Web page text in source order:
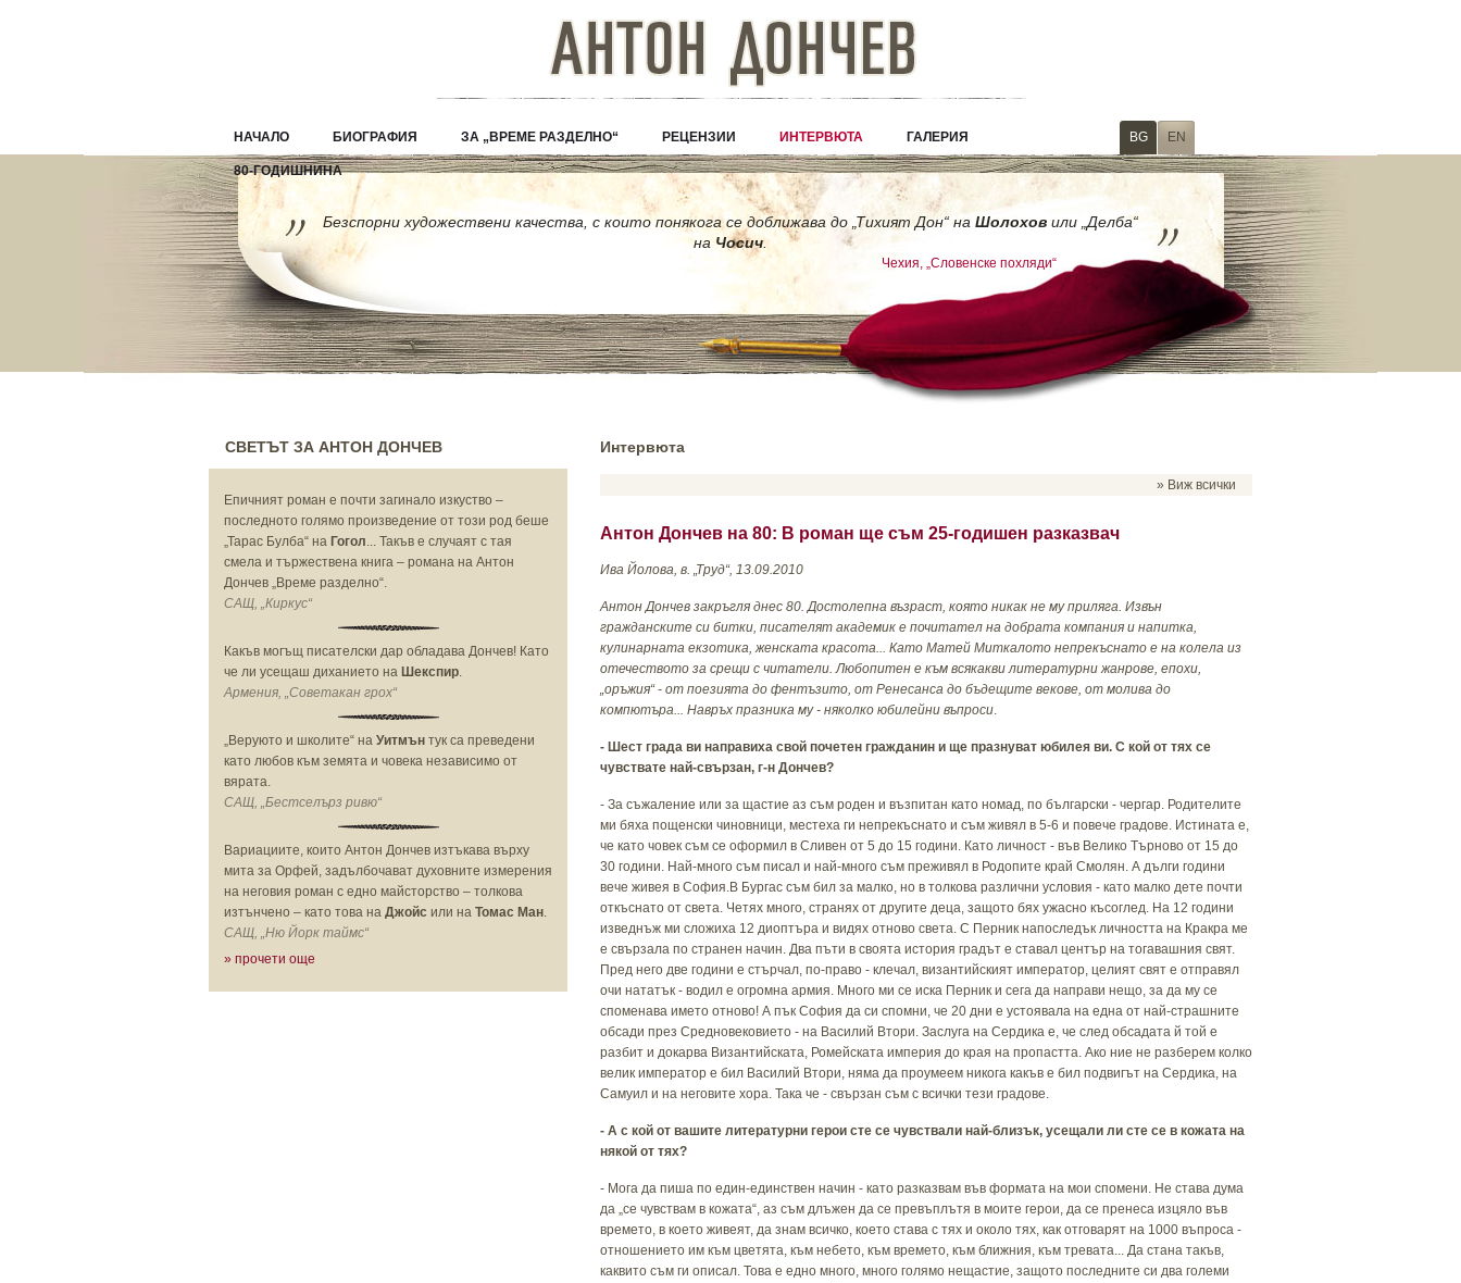
НАЧАЛО БИОГРАФИЯ ЗА „ВРЕМЕ РАЗДЕЛНО“ РЕЦЕНЗИИ ИНТЕРВЮТА ГАЛЕРИЯ
80-ГОДИШНИНА
BG EN
Безспорни художествени качества, с които понякога се доближава до „Тихият Дон“ на Шолохов или „Делба“
на Чосич.
Чехия, „Словенске похляди“
СВЕТЪТ ЗА АНТОН ДОНЧЕВ
Епичният роман е почти загинало изкуство –
последното голямо произведение от този род беше
„Тарас Булба“ на Гогол... Такъв е случаят с тая
смела и тържествена книга – романа на Антон
Дончев „Време разделно“.
САЩ, „Киркус“
Какъв могъщ писателски дар обладава Дончев! Като
че ли усещаш диханието на Шекспир.
Армения, „Советакан грох“
„Веруюто и школите“ на Уитмън тук са преведени
като любов към земята и човека независимо от
вярата.
САЩ, „Бестселърз ривю“
Вариациите, които Антон Дончев изтъкава върху
мита за Орфей, задълбочават духовните измерения
на неговия роман с едно майсторство – толкова
изтънчено – като това на Джойс или на Томас Ман.
САЩ, „Ню Йорк таймс“
» прочети още
Интервюта
» Виж всички
Антон Дончев на 80: В роман ще съм 25-годишен разказвач
Ива Йолова, в. „Труд“, 13.09.2010
Антон Дончев закръгля днес 80. Достолепна възраст, която никак не му приляга. Извън
гражданските си битки, писателят академик е почитател на добрата компания и напитка,
кулинарната екзотика, женската красота... Като Матей Миткалото непрекъснато е на колела из
отечеството за срещи с читатели. Любопитен е към всякакви литературни жанрове, епохи,
„оръжия“- от поезията до фентъзито, от Ренесанса до бъдещите векове, от молива до
компютъра... Навръх празника му - няколко юбилейни въпроси.
- Шест града ви направиха свой почетен гражданин и ще празнуват юбилея ви. С кой от тях се
чувствате най-свързан, г-н Дончев?
- За съжаление или за щастие аз съм роден и възпитан като номад, по български - чергар. Родителите
ми бяха пощенски чиновници, местеха ги непрекъснато и съм живял в 5-6 и повече градове. Истината е,
че като човек съм се оформил в Сливен от 5 до 15 години. Като личност - във Велико Търново от 15 до
30 години. Най-много съм писал и най-много съм преживял в Родопите край Смолян. А дълги години
вече живея в София.В Бургас съм бил за малко, но в толкова различни условия - като малко дете почти
откъснато от света. Четях много, странях от другите деца, защото бях ужасно късоглед. На 12 години
изведнъж ми сложиха 12 диоптъра и видях отново света. С Перник напоследък личността на Кракра ме
е свързала по странен начин. Два пъти в своята история градът е ставал център на тогавашния свят.
Пред него две години е стърчал, по-право - клечал, византийският император, целият свят е отправял
очи нататък - водил е огромна армия. Много ми се иска Перник и сега да направи нещо, за да му се
споменава името отново! А пък София да си спомни, че 20 дни е устоявала на една от най-страшните
обсади през Средновековието - на Василий Втори. Заслуга на Сердика е, че след обсадата й той е
разбит и докарва Византийската, Ромейската империя до края на пропастта. Ако ние не разберем колко
велик император е бил Василий Втори, няма да проумеем никога какъв е бил подвигът на Сердика, на
Самуил и на неговите хора. Така че - свързан съм с всички тези градове.
- А с кой от вашите литературни герои сте се чувствали най-близък, усещали ли сте се в кожата на
някой от тях?
- Мога да пиша по един-единствен начин - като разказвам във формата на мои спомени. Не става дума
да „се чувствам в кожата“, аз съм длъжен да се превъплътя в моите герои, да се пренеса изцяло във
времето, в което живеят, да знам всичко, което става с тях и около тях, как отговарят на 1000 въпроса -
отношението им към цветята, към небето, към времето, към ближния, към тревата... Да стана такъв,
каквито съм ги описал. Това е едно много, много голямо нещастие, защото последните си два големи